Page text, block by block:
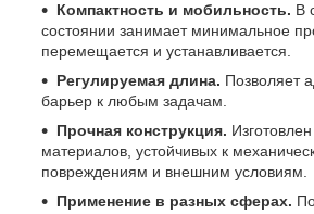
Компактность и мобильность. В
состоянии занимает минимальное
перемещается и устанавливается.
Регулируемая длина. Позволяет
барьер к любым задачам.
Прочная конструкция.
материалов, устойчивых к
повреждениям и внешним условиям.
Применение в разных сферах.